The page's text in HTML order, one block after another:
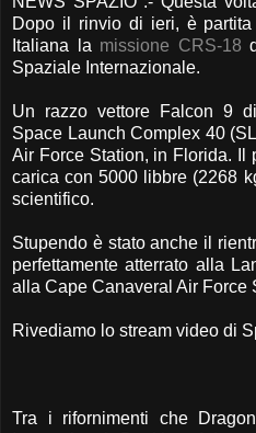
Dopo il rinvio di ieri, è
Italiana la missione CRS-18
Spaziale Internazionale.
Un razzo vettore Falcon 9
Space Launch Complex 40
Air Force Station, in Florida. Il
carica con 5000 libbre (2268
scientifico.
Stupendo è stato anche il
perfettamente atterrato alla
alla Cape Canaveral Air Force
Rivediamo lo stream video di
Tra i rifornimenti che